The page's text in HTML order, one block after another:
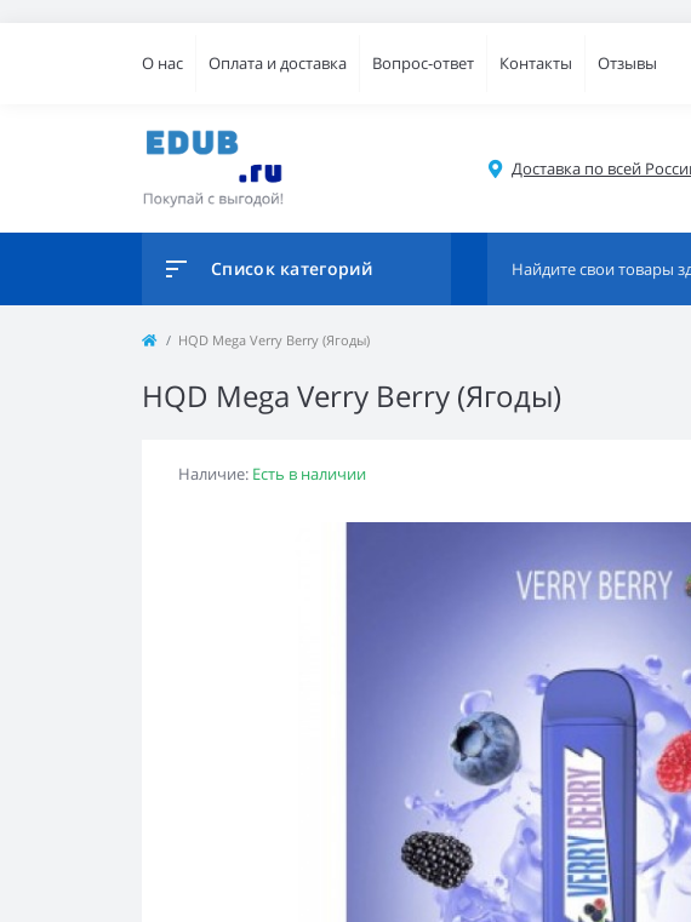
О нас Оплата и доставка Вопрос-ответ Контакты Отзывы
Доставка по всей
Список категорий
HQD Mega Verry Berry (Ягоды)
HQD Mega Verry Berry (Ягоды)
Наличие: Есть в наличии